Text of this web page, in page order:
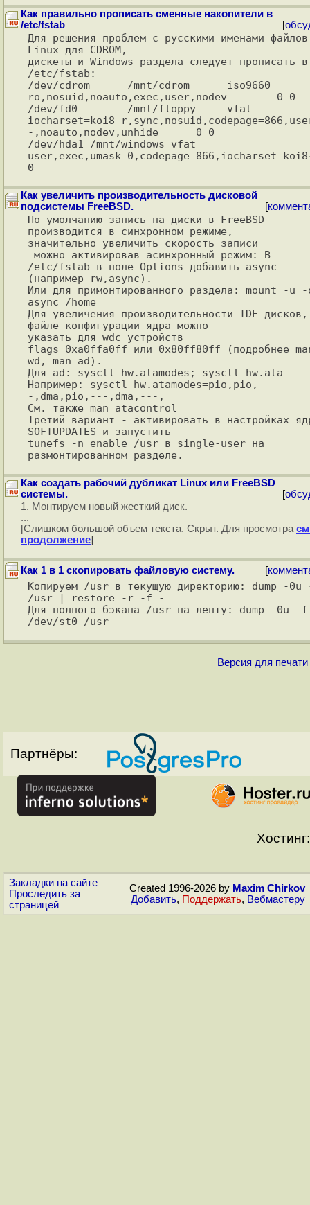
Как правильно прописать сменные накопители в
/etc/fstab
[
Для решения проблем с русскими именами
Linux для CDROM,
дискеты и Windows раздела следует прописать в
/etc/fstab:
/dev/cdrom      /mnt/cdrom      iso9660
ro,nosuid,noauto,exec,user,nodev        0 0
/dev/fd0        /mnt/floppy     vfat
iocharset=koi8-
-,noauto,nodev,unhide      0 0
/dev/hda1 /mnt/windows vfat
Как увеличить производительность дисковой
подсистемы FreeBSD.
[
По умолчанию запись на диски в FreeBSD
производится в синхронном режиме,
значительно увеличить скорость записи
/etc/fstab в поле Options добавить async
(например rw,async).
Или для примонтированного раздела: mount -u -
async /home
Для увеличения производительности IDE
файле конфигурации ядра можно
указать для wdc устройств
flags 0xa0ffa0ff или 0x80ff80ff (подробнее
wd, man ad).
Для ad: sysctl hw.atamodes; sysctl hw.ata
Например: sysctl hw.atamodes=pio,pio,--
-,dma,pio,---,dma,---,
См. также man atacontrol
Третий вариант - активировать в настройках
SOFTUPDATES и запустить
tunefs -n enable /usr в single-user на
Как создать рабочий дубликат Linux или FreeBSD
системы.
[
1. Монтируем новый жесткий диск.
...
[Слишком большой объем текста. Скрыт. Для просмотра
продолжение]
Как 1 в 1 скопировать файловую систему. [
Копируем /usr в текущую директорию: dump -
/usr | restore -r -f -
Для полного бэкапа /usr на ленту: dump -0u -f
Версия для печати
Партнёры:
Хостинг:
Закладки на сайте
Проследить за
страницей
Created 1996-2026 by Maxim Chirkov
Добавить, Поддержать, Вебмастеру